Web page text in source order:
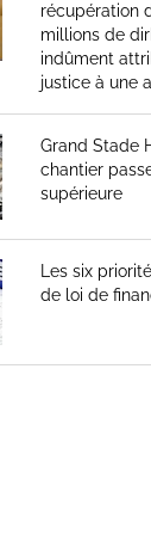
récupération
millions de
indûment
justice à une
Grand Stade
chantier
supérieure
Les six
de loi de